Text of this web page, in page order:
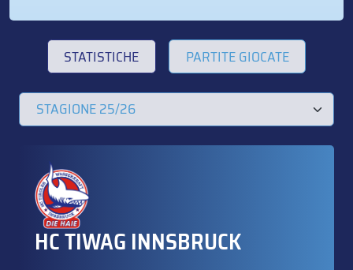
STATISTICHE PARTITE GIOCATE
HC TIWAG INNSBRUCK